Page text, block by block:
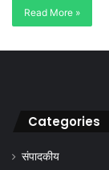
Read More »
Categories
संपादकीय